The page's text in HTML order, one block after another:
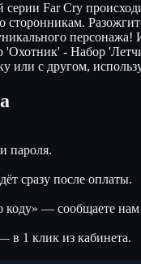
серии Far Cry
- Набор
или с другом,
пароля.
сразу после оплаты.
коду» — сообщаете
в 1 клик из кабинета.